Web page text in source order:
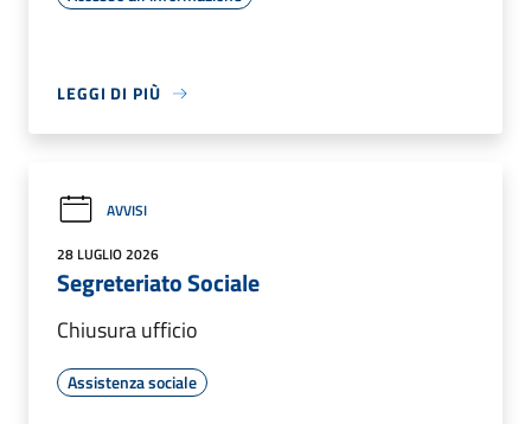
LEGGI DI PIÙ
AVVISI
28 LUGLIO 2026
Segreteriato Sociale
Chiusura ufficio
Assistenza sociale